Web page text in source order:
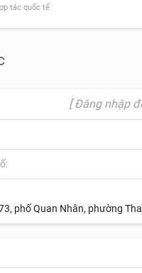
tác quốc tế
[ Đăng nhập
phố Quan Nhân, phường